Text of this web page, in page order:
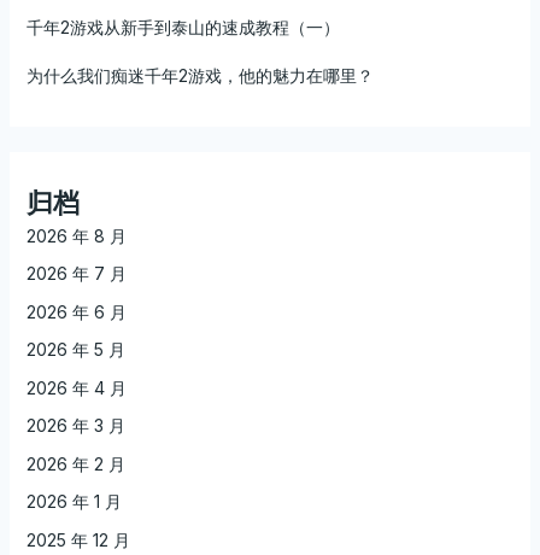
千年2游戏从新手到泰山的速成教程（一）
为什么我们痴迷千年2游戏，他的魅力在哪里？
归档
2026 年 8 月
2026 年 7 月
2026 年 6 月
2026 年 5 月
2026 年 4 月
2026 年 3 月
2026 年 2 月
2026 年 1 月
2025 年 12 月